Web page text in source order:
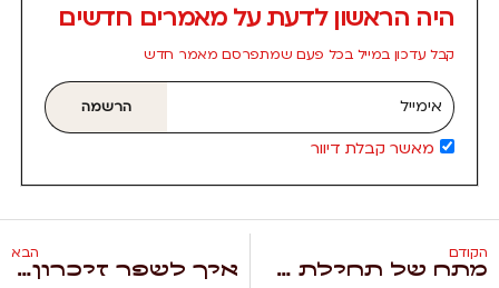
היה הראשון לדעת על מאמרים חדשים
קבל עדכון במייל בכל פעם שמתפרסם מאמר חדש
אימייל
מאשר קבלת דיוור
הרשמה
הקודם
מתח של תחילת שנה עם ADHD
הבא
איך לשפר זיכרון עבודה? מדריך פרקטי למתמודדים עם ADHD